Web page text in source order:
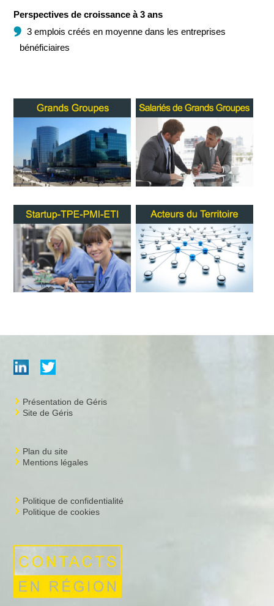
Perspectives de croissance à 3 ans
3 emplois créés en moyenne dans les entreprises
bénéficiaires
Présentation de Géris
Site de Géris
Plan du site
Mentions légales
Politique de confidentialité
Politique de cookies